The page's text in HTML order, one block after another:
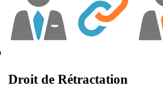
Droit de Rétractation